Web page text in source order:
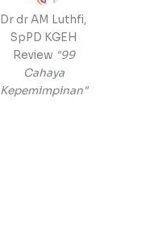
Dr dr AM Luthfi,
SpPD KGEH
Review "99
Cahaya
Kepemimpinan"